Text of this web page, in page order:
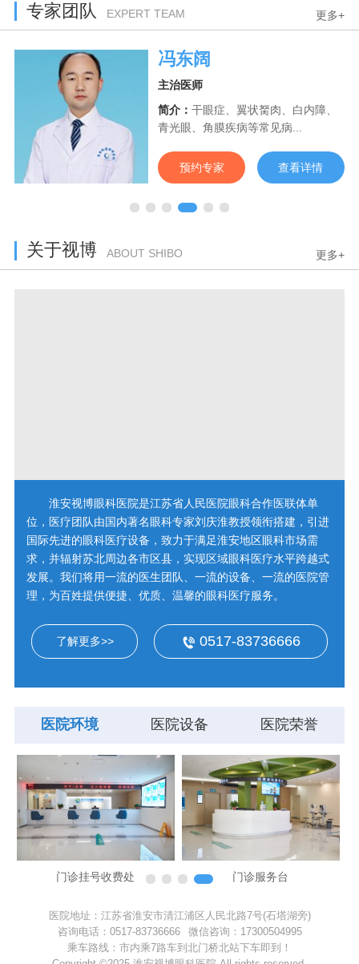
专家团队 EXPERT TEAM 更多+
冯东阔
主治医师
简介：干眼症、翼状胬肉、白内障、
青光眼、角膜疾病等常见病...
预约专家 查看详情
关于视博 ABOUT SHIBO 更多+
淮安视博眼科医院是江苏省人民医院眼科合作医联体单
位，医疗团队由国内著名眼科专家刘庆淮教授领衔搭建，引进
国际先进的眼科医疗设备，致力于满足淮安地区眼科市场需
求，并辐射苏北周边各市区县，实现区域眼科医疗水平跨越式
发展。我们将用一流的医生团队、一流的设备、一流的医院管
理，为百姓提供便捷、优质、温馨的眼科医疗服务。
了解更多>> 0517-83736666
医院环境 医院设备 医院荣誉
门诊挂号收费处 门诊服务台
医院地址：江苏省淮安市清江浦区人民北路7号(石塔湖旁)
咨询电话： 0517-83736666
微信咨询：17300504995
乘车路线：市内乘7路车到北门桥北站下车即到！